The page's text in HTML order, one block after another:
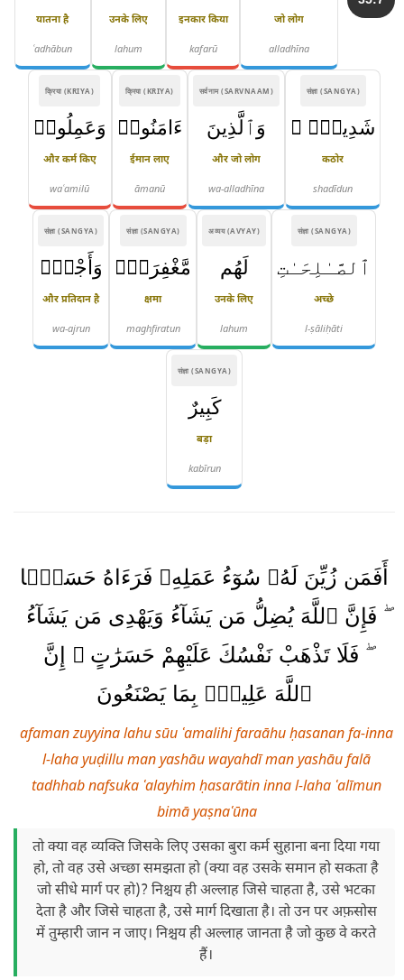
जो लोग
alladhīna
इनकार किया
kafarū
उनके लिए
lahum
यातना है
ʿadhābun
संज्ञा (SANGYA)
شَدِيدٌۭ ۖ
कठोर
shadīdun
सर्वनाम (SARVNAAM)
وَٱلَّذِينَ
और जो लोग
wa-alladhīna
क्रिया (KRIYA)
ءَامَنُوا۟
ईमान लाए
āmanū
क्रिया (KRIYA)
وَعَمِلُوا۟
और कर्म किए
waʿamilū
संज्ञा (SANGYA)
ٱلصَّـٰلِحَـٰتِ
अच्छे
l-ṣāliḥāti
अव्यय (AVYAY)
لَهُم
उनके लिए
lahum
संज्ञा (SANGYA)
مَّغْفِرَةٌۭ
क्षमा
maghfiratun
संज्ञा (SANGYA)
وَأَجْرٌۭ
और प्रतिदान है
wa-ajrun
संज्ञा (SANGYA)
كَبِيرٌ
बड़ा
kabīrun
أَفَمَن زُيِّنَ لَهُۥ سُوٓءُ عَمَلِهِۦ فَرَءَاهُ حَسَنًۭا
ۖ فَإِنَّ ٱللَّهَ يُضِلُّ مَن يَشَآءُ وَيَهْدِى مَن يَشَآءُ
ۖ فَلَا تَذْهَبْ نَفْسُكَ عَلَيْهِمْ حَسَرَٰتٍ ۚ إِنَّ
ٱللَّهَ عَلِيمٌۢ بِمَا يَصْنَعُونَ
afaman zuyyina lahu sūu ʿamalihi faraāhu ḥasanan fa-inna
l-laha yuḍillu man yashāu wayahdī man yashāu falā
tadhhab nafsuka ʿalayhim ḥasarātin inna l-laha ʿalīmun
bimā yaṣnaʿūna
तो क्या वह व्यक्ति जिसके लिए उसका बुरा कर्म सुहाना बना दिया गया
हो, तो वह उसे अच्छा समझता हो (क्या वह उसके समान हो सकता है
जो सीधे मार्ग पर हो)? निश्चय ही अल्लाह जिसे चाहता है, उसे भटका
देता है और जिसे चाहता है, उसे मार्ग दिखाता है। तो उन पर अफ़सोस
में तुम्हारी जान न जाए। निश्चय ही अल्लाह जानता है जो कुछ वे करते
हैं।